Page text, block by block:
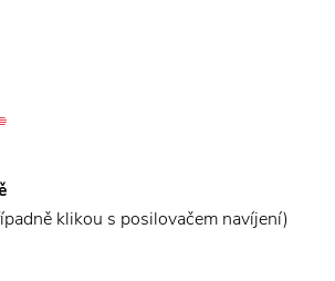
klikou s posilovačem navíjení)